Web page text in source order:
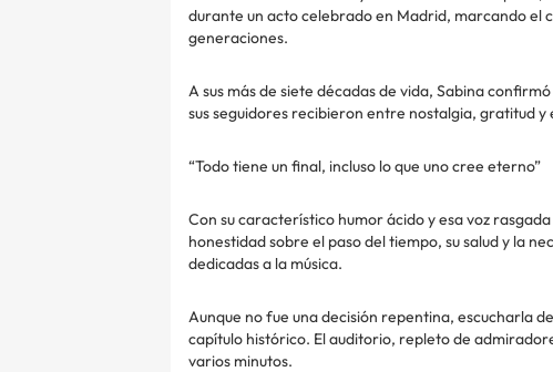
durante un acto celebrado en Madrid, marcando el
generaciones.
A sus más de siete décadas de vida, Sabina
sus seguidores recibieron entre nostalgia, gratitud y
“Todo tiene un final, incluso lo que uno cree eterno”
Con su característico humor ácido y esa voz
honestidad sobre el paso del tiempo, su salud y la
dedicadas a la música.
Aunque no fue una decisión repentina, escucharla
capítulo histórico. El auditorio, repleto de
varios minutos.